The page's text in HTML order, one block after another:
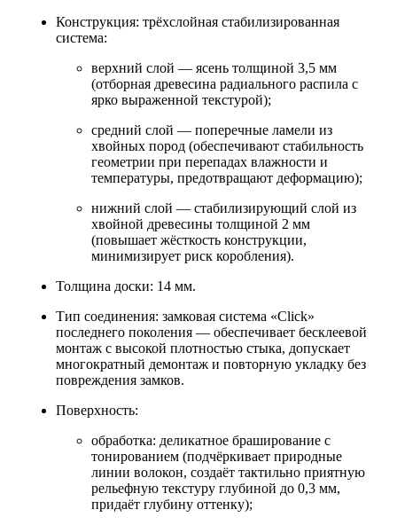
Конструкция: трёхслойная стабилизированная
система:
верхний слой — ясень толщиной 3,5 мм
(отборная древесина радиального распила с
ярко выраженной текстурой);
средний слой — поперечные ламели из
хвойных пород (обеспечивают стабильность
геометрии при перепадах влажности и
температуры, предотвращают деформацию);
нижний слой — стабилизирующий слой из
хвойной древесины толщиной 2 мм
(повышает жёсткость конструкции,
минимизирует риск коробления).
Толщина доски: 14 мм.
Тип соединения: замковая система «Click»
последнего поколения — обеспечивает бесклеевой
монтаж с высокой плотностью стыка, допускает
многократный демонтаж и повторную укладку без
повреждения замков.
Поверхность:
обработка: деликатное браширование с
тонированием (подчёркивает природные
линии волокон, создаёт тактильно приятную
рельефную текстуру глубиной до 0,3 мм,
придаёт глубину оттенку);